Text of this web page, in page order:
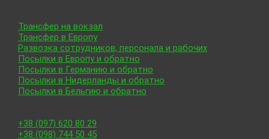
Трансфер на вокзал
Трансфер в Европу
Развозка сотрудников, персонала и рабочих
Посылки в Европу и обратно
Посылки в Германию и обратно
Посылки в Нидерланды и обратно
Посылки в Бельгию и обратно
+38 (097) 620 80 29
+38 (098) 744 50 45